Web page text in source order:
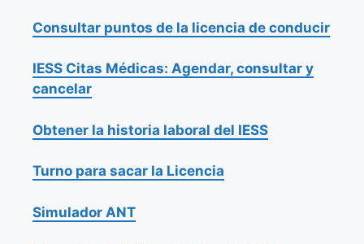
Consultar puntos de la licencia de conducir
IESS Citas Médicas: Agendar, consultar y
cancelar
Obtener la historia laboral del IESS
Turno para sacar la Licencia
Simulador ANT